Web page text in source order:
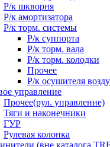
Р/к шкворня
Р/к амортизатора
Р/к торм. системы
Р/к суппорта
Р/к торм. вала
Р/к торм. колодки
Прочее
Р/к осушителя
управление
Прочее(рул. управление)
Тяги и наконечники
ГУР
Рулевая колонка
(вне каталога